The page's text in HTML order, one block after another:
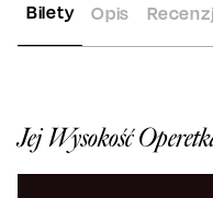
ADRIA ART
Jej Wysokość
Bilety Opis